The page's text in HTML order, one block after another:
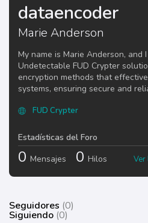
dataencoder
Marie Anderson
My name is Marie Anderson, and
Undetectable FUD Crypter
encryption methods that
systems, ensuring secure and
FUD Crypter
Estadísticas del Foro
0 Mensajes 0 Hilos Ver
Seguidores (0)
Siguiendo (0)